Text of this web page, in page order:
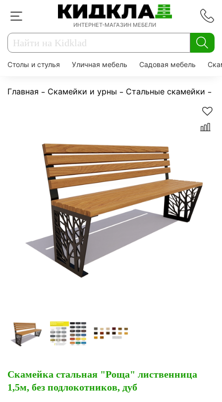
ИНТЕРНЕТ-МАГАЗИН МЕБЕЛИ
Столы и стулья Уличная мебель Садовая мебель
Главная Скамейки и урны Стальные скамейки
Скамейка стальная "Роща" лиственница
1,5м, без подлокотников, дуб